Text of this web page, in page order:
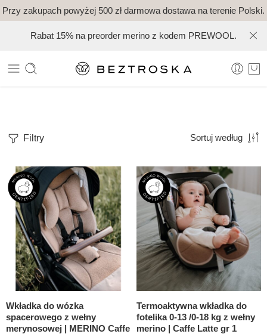
Przy zakupach powyżej 500 zł darmowa dostawa na terenie Polski.
Rabat 15% na preorder merino z kodem PREWOOL.
Filtry Sortuj według
-9%
Wkładka do wózka
spacerowego z wełny
merynosowej | MERINO Caffe
-18%
Termoaktywna wkładka do
fotelika 0-13 /0-18 kg z wełny
merino | Caffe Latte gr 1